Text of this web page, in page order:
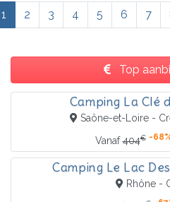
1 2 3 4 5 6 7
Top
Camping La Clé
Saône-et-Loire -
Vanaf404€ -
Camping Le Lac
Rhône -